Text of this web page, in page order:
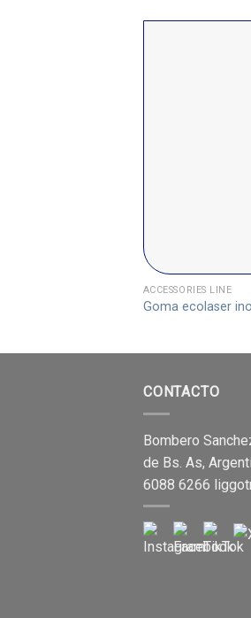
ACCESSORIES LINE
Goma ecolaser
CONTACTO
Bombero
de Bs. As,
6088 6266